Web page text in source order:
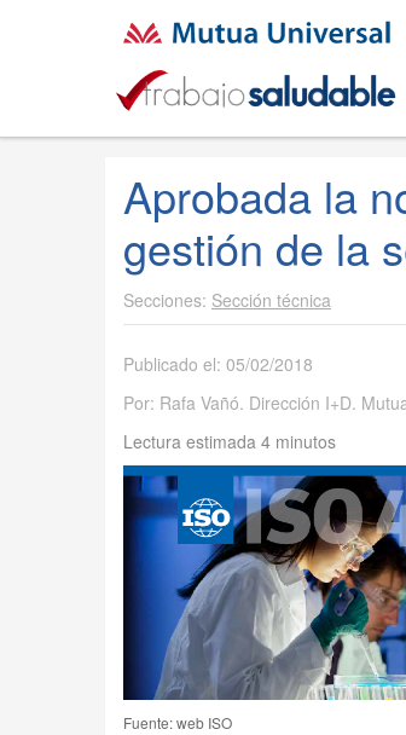
Aprobada la
gestión de la
Sección técnica
Publicado el: 05/02/2018
Por: Rafa Vañó. Dirección I+D.
Lectura estimada 4 minutos
Fuente: web ISO